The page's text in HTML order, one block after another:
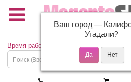
(495) 150-01-37
Время работы: Пн - Пт 9:30 - 19:00
Ваш город —
Угадали?